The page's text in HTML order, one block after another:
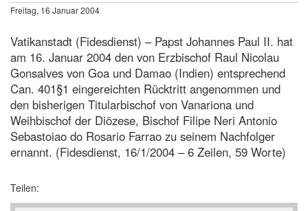
Freitag, 16 Januar 2004
Vatikanstadt (Fidesdienst) – Papst Johannes Paul II. hat
am 16. Januar 2004 den von Erzbischof Raul Nicolau
Gonsalves von Goa und Damao (Indien) entsprechend
Can. 401§1 eingereichten Rücktritt angenommen und
den bisherigen Titularbischof von Vanariona und
Weihbischof der Diözese, Bischof Filipe Neri Antonio
Sebastoiao do Rosario Farrao zu seinem Nachfolger
ernannt. (Fidesdienst, 16/1/2004 – 6 Zeilen, 59 Worte)
Teilen: